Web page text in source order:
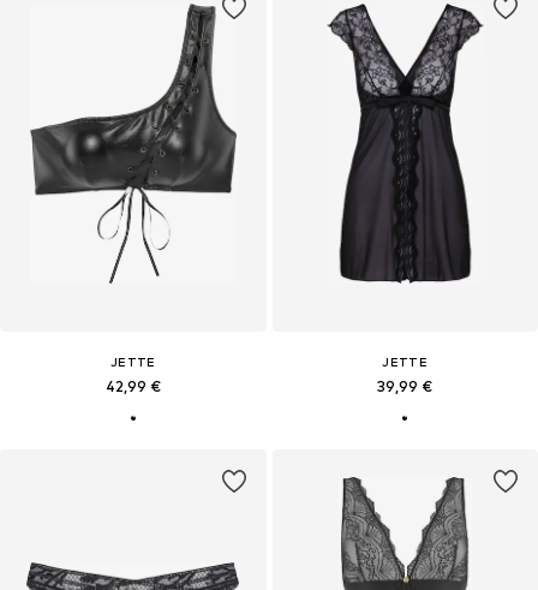
JETTE
42,99 €
JETTE
39,99 €